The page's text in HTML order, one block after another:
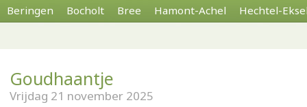
Beringen Bocholt Bree Hamont-Achel Hechtel-
Goudhaantje
Vrijdag 21 november 2025